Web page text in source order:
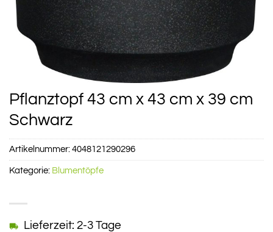
Pflanztopf 43 cm x 43 cm x 39 cm
Schwarz
Lieferzeit: 2-3 Tage
Artikelnummer: 4048121290296
Kategorie: Blumentöpfe